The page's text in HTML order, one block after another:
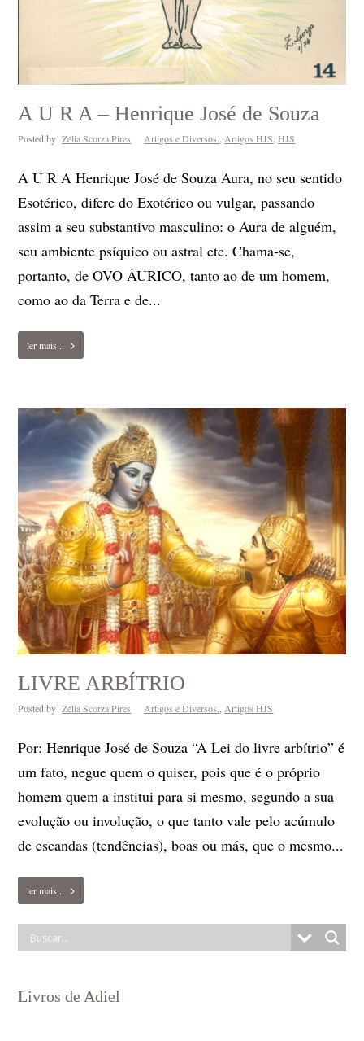
A U R A – Henrique José de Souza
Posted by Zélia Scorza Pires Artigos e Diversos.,Artigos HJS,HJS
A U R A Henrique José de Souza Aura, no seu sentido
Esotérico, difere do Exotérico ou vulgar, passando
assim a seu substantivo masculino: o Aura de alguém,
seu ambiente psíquico ou astral etc. Chama-se,
portanto, de OVO ÁURICO, tanto ao de um homem,
como ao da Terra e de...
ler mais...
LIVRE ARBÍTRIO
Posted by Zélia Scorza Pires Artigos e Diversos. Artigos HJS
Por: Henrique José de Souza “A Lei do livre arbítrio” é
um fato, negue quem o quiser, pois que é o próprio
homem quem a institui para si mesmo, segundo a sua
evolução ou involução, o que tanto vale pelo acúmulo
de escandas (tendências), boas ou más, que o mesmo...
ler mais...
Livros de Adiel